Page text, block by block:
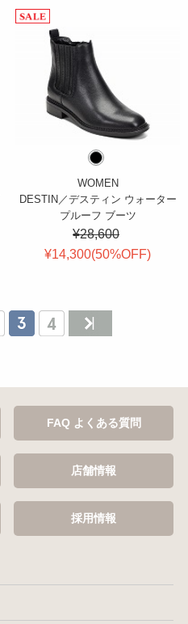
WOMEN
DESTIN／デスティン ウォーター
プルーフ ブーツ
¥28,600
¥14,300(50%OFF)
FAQ よくある質問
店舗情報
採用情報